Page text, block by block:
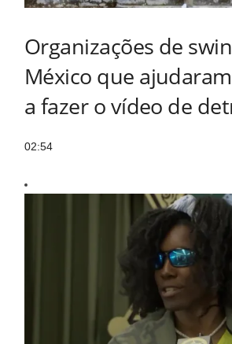
Organizações de
México que
a fazer o vídeo de
02:54